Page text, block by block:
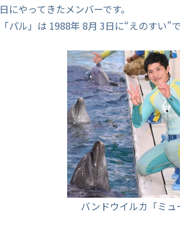
日にやってきたメンバーです。
「パル」は 1988年 8月 3日に“えのすい”
バンドウイルカ「ミュ